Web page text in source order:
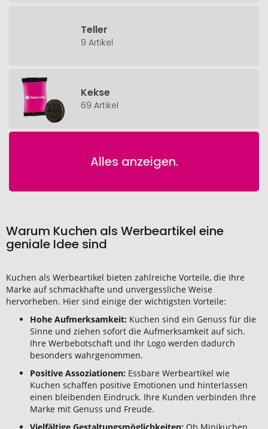
Teller
9 Artikel
Kekse
69 Artikel
Alles anzeigen.
Warum Kuchen als Werbeartikel eine
geniale Idee sind
Kuchen als Werbeartikel bieten zahlreiche Vorteile, die Ihre
Marke auf schmackhafte und unvergessliche Weise
hervorheben. Hier sind einige der wichtigsten Vorteile:
Hohe Aufmerksamkeit: Kuchen sind ein Genuss für die
Sinne und ziehen sofort die Aufmerksamkeit auf sich.
Ihre Werbebotschaft und Ihr Logo werden dadurch
besonders wahrgenommen.
Positive Assoziationen: Essbare Werbeartikel wie
Kuchen schaffen positive Emotionen und hinterlassen
einen bleibenden Eindruck. Ihre Kunden verbinden Ihre
Marke mit Genuss und Freude.